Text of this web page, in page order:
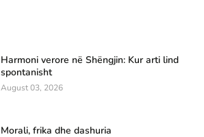
Harmoni verore në Shëngjin: Kur arti lind
spontanisht
August 03, 2026
Morali, frika dhe dashuria